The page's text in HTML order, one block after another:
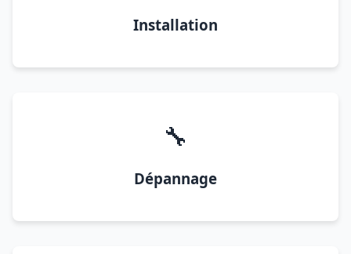
Installation
🔧
Dépannage